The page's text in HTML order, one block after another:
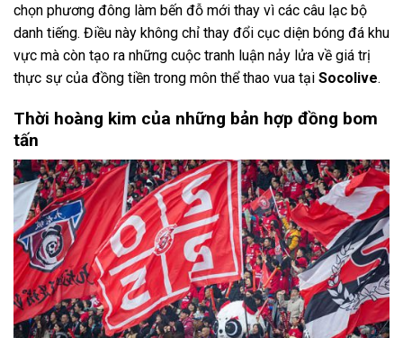
chọn phương đông làm bến đỗ mới thay vì các câu lạc bộ
danh tiếng. Điều này không chỉ thay đổi cục diện bóng đá khu
vực mà còn tạo ra những cuộc tranh luận nảy lửa về giá trị
thực sự của đồng tiền trong môn thể thao vua tại Socolive.
Thời hoàng kim của những bản hợp đồng bom
tấn